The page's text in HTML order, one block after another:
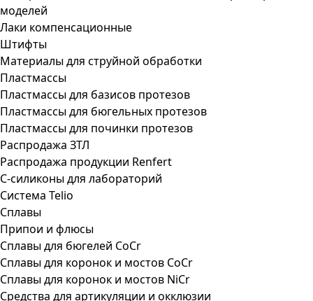
моделей
Лаки компенсационные
Штифты
Материалы для струйной обработки
Пластмассы
Пластмассы для базисов протезов
Пластмассы для бюгельных протезов
Пластмассы для починки протезов
Распродажа ЗТЛ
Распродажа продукции Renfert
С-силиконы для лабораторий
Система Telio
Сплавы
Припои и флюсы
Сплавы для бюгелей CoCr
Сплавы для коронок и мостов CoCr
Сплавы для коронок и мостов NiCr
Средства для артикуляции и окклюзии